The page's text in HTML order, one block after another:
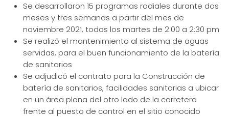
Se desarrollaron 15 programas radiales durante dos
meses y tres semanas a partir del mes de
noviembre 2021, todos los martes de 2:00 a 2:30 pm
Se realizó el mantenimiento al sistema de aguas
servidas, para el buen funcionamiento de la batería
de sanitarios
Se adjudicó el contrato para la Construcción de
batería de sanitarios, facilidades sanitarias a ubicar
en un área plana del otro lado de la carretera
frente al puesto de control en el sitio conocido